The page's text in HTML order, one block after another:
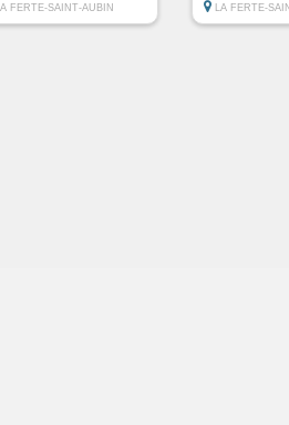
FERTE-SAINT-AUBIN LA FERTE-